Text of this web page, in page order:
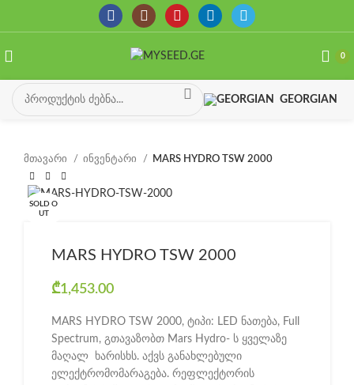
0
GEORGIAN
მთავარი ინვენტარი MARS HYDRO TSW 2000
SOLD O
UT
MARS HYDRO TSW 2000
₾1,453.00
MARS HYDRO TSW 2000, ტიპი: LED ნათება, Full
Spectrum, გთავაზობთ Mars Hydro- ს ყველაზე
მაღალ ხარისხს. აქვს განახლებული
ელექტრომომარაგება. რეფლექტორის